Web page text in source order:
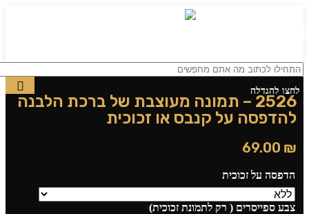
2526 – תמונה מעוצבת של ברכת הלבנה
להדפסה על קנבס או זכוכית
69.00 ₪
הדפסה על זכוכית
צבע ספייסרים ( רק לתמונת זכוכית)
לחצו להגדלה